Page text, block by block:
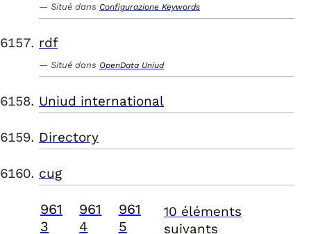
Situé dans Configurazione Keywords
rdf
Situé dans OpenData Uniud
Uniud international
Directory
cug
961
3
961
4
961
5
10 éléments
suivants